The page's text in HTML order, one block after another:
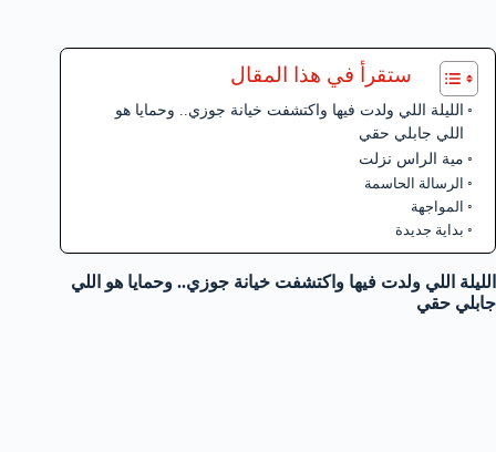
ستقرأ في هذا المقال
الليلة اللي ولدت فيها واكتشفت خيانة جوزي.. وحمايا هو
اللي جابلي حقي
مية الراس نزلت
الرسالة الحاسمة
المواجهة
بداية جديدة
الليلة اللي ولدت فيها واكتشفت خيانة جوزي.. وحمايا هو اللي
جابلي حقي